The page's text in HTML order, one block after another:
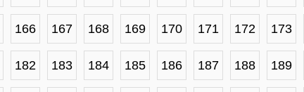
166 167 168 169 170 171 172 173
182 183 184 185 186 187 188 189